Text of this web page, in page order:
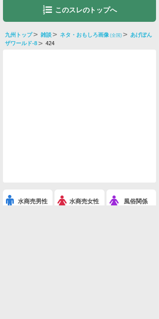
このスレのトップへ
九州トップ 雑談 ネタ・おもしろ画像 (全国)
あげぽん
ザワールド-8
424
水商売男性 水商売女性 風俗関係